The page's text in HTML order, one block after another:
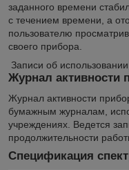
заданного времени
с течением времени, а
пользователю
своего прибора.
Записи об
Журнал активности
Журнал активности
бумажным журналам,
учреждениях. Ведется
продолжительности
Спецификация